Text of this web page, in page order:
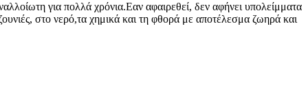
για πολλά χρόνια.Εαν αφαιρεθεί, δεν αφήνει υπολείμματα
στο νερό,τα χημικά και τη φθορά με αποτέλεσμα ζωηρά και